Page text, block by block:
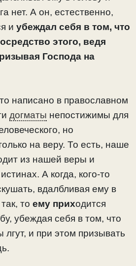
нет. А он, естественно,
и убеждал себя в том, что
этого, ведя
Господа на
написано в православном
догматы непостижимы для
но
на веру. То есть, наше
из нашей веры и
А когда, кого-то
вдалбливая ему в
то ему приходится
убеждая себя в том, что
лгут, и при этом призывать